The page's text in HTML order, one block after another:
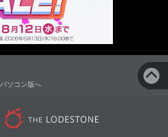
パソコン版へ